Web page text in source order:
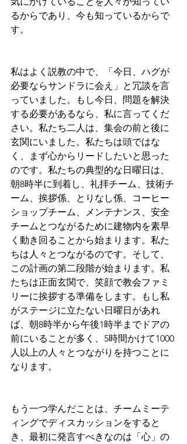
るからであり、今も知っているからで
す。
私はよく説教の中で、「今日、ハグが
必要ならサンドラに会え」と冗談を言
っていました。もし今日、問題を解決
する必要があるなら、私に言ってくだ
さい。私たち二人は、集会の前と後に
玄関にいました。私たちは頭ではな
く、まず心からリードしたいと思った
のです。私たちの典型的な日曜日は、
朝8時半に到着し、礼拝チーム、技術チ
ーム、挨拶係、とりなし係、コーヒー
ショップチーム、メンテナンス、安全
チームとつながるために建物内を素早
く動き回ることから始まります。私た
ちは人々とつながるのです。そして、
この計画の第二段階が始まります。私
たちは正面玄関で、笑顔で教会ファミ
リーに挨拶する準備をします。もし私
がステージに立たない日曜日があれ
ば、朝8時半から午後1時半までドアの
前にいることが多く、5時間かけて1000
人以上の人々とつながりを持つことに
なります。
もう一つ学んだことは、チームミーテ
ィングでディスカッションをすると
き、最初に発言すべきなのは「心」の